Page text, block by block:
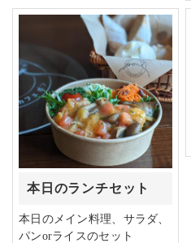
本日のランチセット
本日のメイン料理、サラダ、
パンorライスのセット